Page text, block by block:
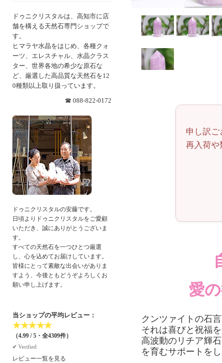
申し訳
再入荷
愛
クンツァイトの石
それは喜びと祝福
高波動のリチア輝
を育むサポートを
ドゥニクリスタルは、高知市に店
舗を構える天然石専門ショップで
す。
ヒマラヤ水晶をはじめ、各種クォ
ーツ、エレスチャル、水晶クラス
ター、世界各地の希少な原石な
ど、厳選した高品質な天然石を12
0種類以上取り扱っています。
☎ 088-822-0172
ドゥニクリスタルの安藤です。
日頃よりドゥニクリスタルをご愛顧
いただき、誠にありがとうございま
す。
すべての天然石を一つひとつ厳選
し、心を込めてお届けしています。
皆様にとって素敵な出会いがありま
すよう、今後ともどうぞよろしくお
願い申し上げます。
当ショップの平均レビュー：
★★★★★
（4.99 / 5・全4309件）
✔︎ Verified
レビュー一覧を見る